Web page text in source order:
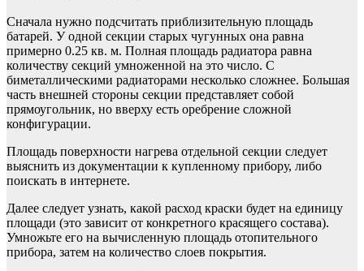
Сначала нужно подсчитать приблизительную площадь
батарей. У одной секции старых чугунных она равна
примерно 0.25 кв. м. Полная площадь радиатора равна
количеству секций умноженной на это число. С
биметаллическими радиаторами несколько сложнее. Большая
часть внешней стороны секции представляет собой
прямоугольник, но вверху есть оребрение сложной
конфигурации.
Площадь поверхности нагрева отдельной секции следует
выяснить из документации к купленному прибору, либо
поискать в интернете.
Далее следует узнать, какой расход краски будет на единицу
площади (это зависит от конкретного красящего состава).
Умножьте его на вычисленную площадь отопительного
прибора, затем на количество слоев покрытия.